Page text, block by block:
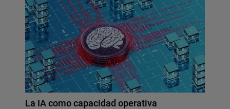
La IA como capacidad operativa